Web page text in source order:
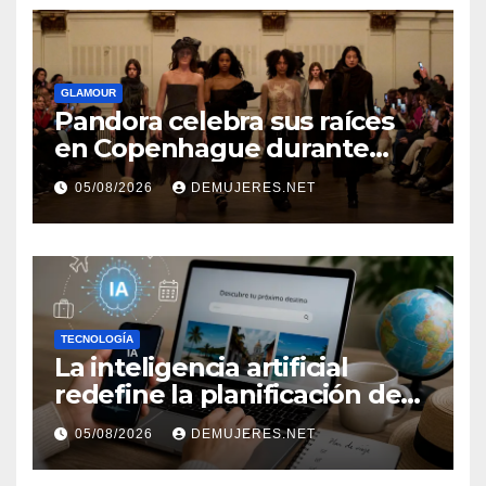
GLAMOUR
Pandora celebra sus raíces
en Copenhague durante
Copenhagen Fashion Week a
través de alianzas creativas
05/08/2026 DEMUJERES.NET
TECNOLOGÍA
La inteligencia artificial
redefine la planificación de
viajes: Los huéspedes
centran sus decisiones y
expectativas enfocándose en
05/08/2026 DEMUJERES.NET